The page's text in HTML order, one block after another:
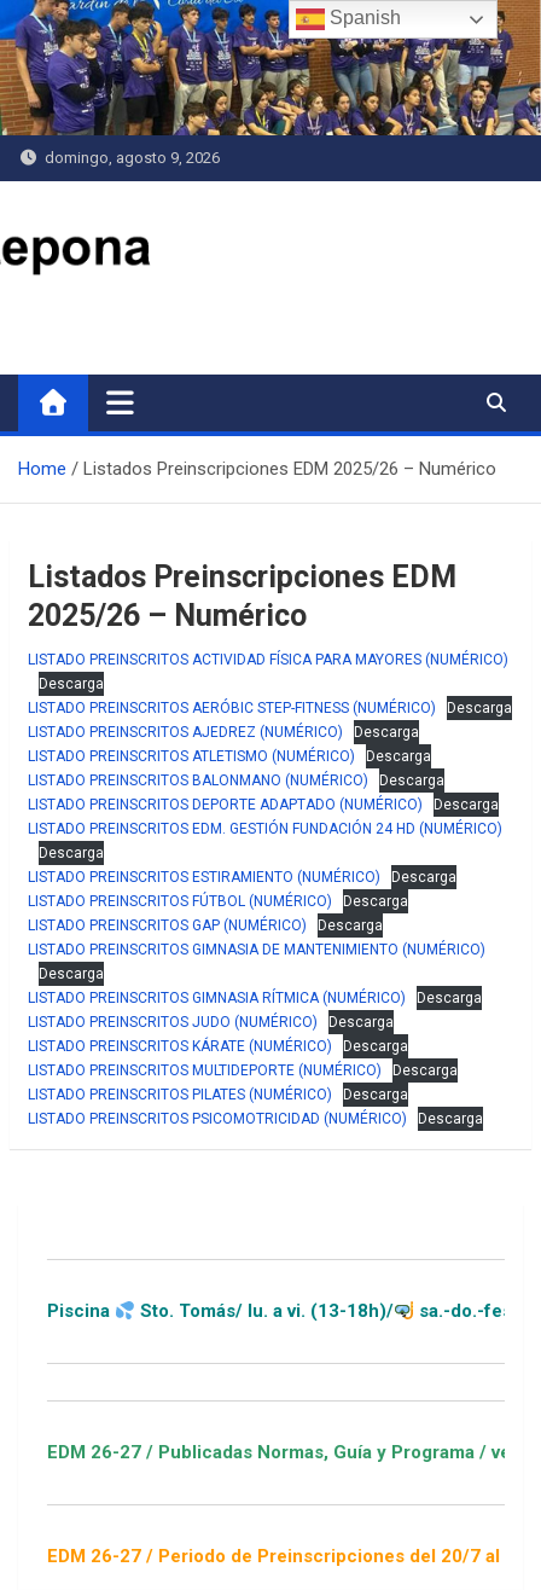
Saltar
al
contenido
domingo, agosto 9, 2026
Home Listados Preinscripciones EDM 2025/26 – Numérico
Listados Preinscripciones EDM
2025/26 – Numérico
LISTADO PREINSCRITOS ACTIVIDAD FÍSICA PARA MAYORES (NUMÉRICO)
Descarga
LISTADO PREINSCRITOS AERÓBIC STEP-FITNESS (NUMÉRICO)
Descarga
LISTADO PREINSCRITOS AJEDREZ (NUMÉRICO)
Descarga
LISTADO PREINSCRITOS ATLETISMO (NUMÉRICO)
Descarga
LISTADO PREINSCRITOS BALONMANO (NUMÉRICO)
Descarga
LISTADO PREINSCRITOS DEPORTE ADAPTADO (NUMÉRICO)
Descarga
LISTADO PREINSCRITOS EDM. GESTIÓN FUNDACIÓN 24 HD (NUMÉRICO)
Descarga
LISTADO PREINSCRITOS ESTIRAMIENTO (NUMÉRICO)
Descarga
LISTADO PREINSCRITOS FÚTBOL (NUMÉRICO)
Descarga
LISTADO PREINSCRITOS GAP (NUMÉRICO)
Descarga
LISTADO PREINSCRITOS GIMNASIA DE MANTENIMIENTO (NUMÉRICO)
Descarga
LISTADO PREINSCRITOS GIMNASIA RÍTMICA (NUMÉRICO)
Descarga
LISTADO PREINSCRITOS JUDO (NUMÉRICO)
Descarga
LISTADO PREINSCRITOS KÁRATE (NUMÉRICO)
Descarga
LISTADO PREINSCRITOS MULTIDEPORTE (NUMÉRICO)
Descarga
LISTADO PREINSCRITOS PILATES (NUMÉRICO)
Descarga
LISTADO PREINSCRITOS PSICOMOTRICIDAD (NUMÉRICO)
Descarga
Sto. Tomás/ lu. a vi. (13-18h)/ sa.-do.-festivos
26-27 / Publicadas Normas, Guía y Programa / ver
26-27 / Periodo de Preinscripciones del 20/7 al 16/8 /
Spanish